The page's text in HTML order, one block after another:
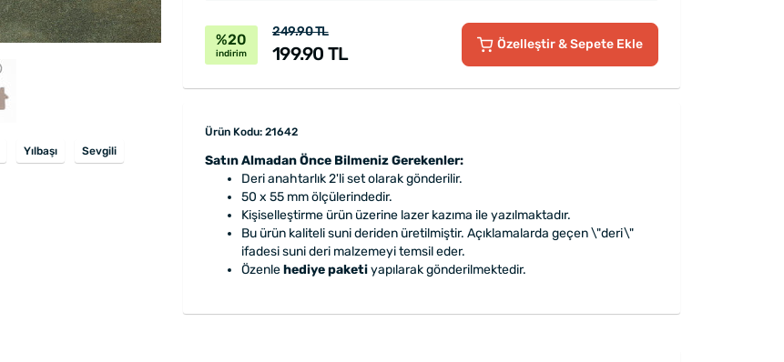
Yılbaşı Sevgili
%20
indirim
249.90 TL
199.90 TL Özelleştir& Sepete Ekle
Ürün Kodu: 21642
Satın Almadan Önce Bilmeniz Gerekenler:
Deri anahtarlık 2'li set olarak gönderilir.
50 x 55 mm ölçülerindedir.
Kişiselleştirme ürün üzerine lazer kazıma ile yazılmaktadır.
Bu ürün kaliteli suni deriden üretilmiştir. Açıklamalarda geçen \"deri\"
ifadesi suni deri malzemeyi temsil eder.
Özenlehediye paketiyapılarak gönderilmektedir.